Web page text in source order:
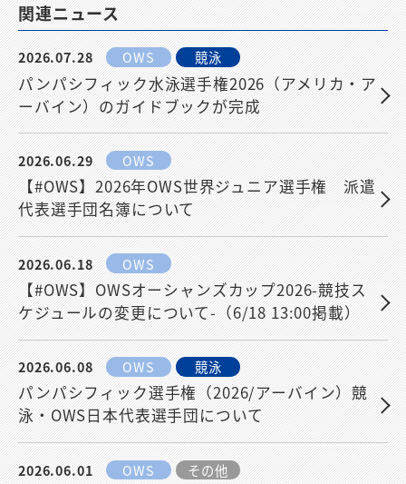
関連ニュース
2026.07.28 OWS 競泳
パンパシフィック水泳選手権2026（アメリカ・ア
ーバイン）のガイドブックが完成
2026.06.29 OWS
【#OWS】2026年OWS世界ジュニア選手権 派遣
代表選手団名簿について
2026.06.18 OWS
【#OWS】OWSオーシャンズカップ2026-競技ス
ケジュールの変更について-（6/18 13:00掲載）
2026.06.08 OWS 競泳
パンパシフィック選手権（2026/アーバイン）競
泳・OWS日本代表選手団について
2026.06.01 OWS その他